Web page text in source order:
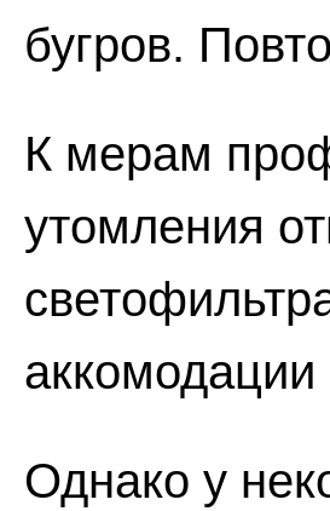
бугров.
К мерам
утомления
Однако у